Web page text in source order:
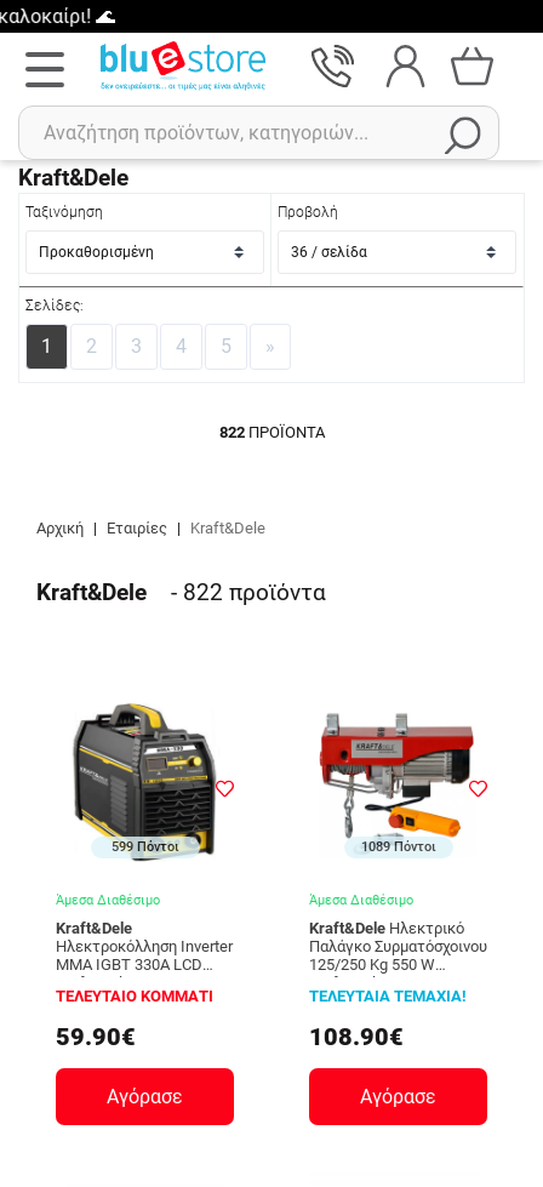
Αναζήτηση
Πρόσφατες αναζητήσεις :
Δεν έχετε πρόσφατες αναζητήσεις..
Kraft&Dele
Ταξινόμηση Προβολή
Σελίδες:
1 2 3 4 5 »
822ΠΡΟΪΌΝΤΑ
Αρχική | Εταιρίες | Kraft&Dele
Kraft&Dele - 822 προϊόντα
599 Πόντοι
Άμεσα Διαθέσιμο
Kraft&Dele
Ηλεκτροκόλληση Inverter
MMA IGBT 330A LCD
Kraft&Dele KD-1867
ΤΕΛΕΥΤΑΙΟ ΚΟΜΜΑΤΙ
59.90€
Αγόρασε
1089 Πόντοι
Άμεσα Διαθέσιμο
Kraft&Dele
Παλάγκο Συρματόσχοινου
125/250 Kg 550 W
Kraft&Dele ΚD-1524 KD-
1524
ΤΕΛΕΥΤΑΙΑ ΤΕΜΑΧΙΑ!
108.90€
Αγόρασε